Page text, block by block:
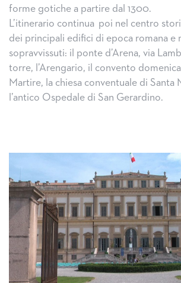
forme gotiche a partire dal 1300.
L’itinerario continua poi nel centro
dei principali edifici di epoca romana e
sopravvissuti: il ponte d’Arena, via
torre, l’Arengario, il convento
Martire, la chiesa conventuale di Santa
l’antico Ospedale di San Gerardino.